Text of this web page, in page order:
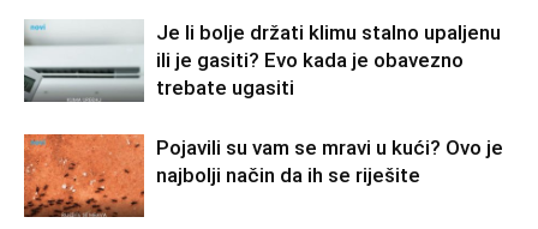
Je li bolje držati klimu stalno upaljenu
ili je gasiti? Evo kada je obavezno
trebate ugasiti
Pojavili su vam se mravi u kući? Ovo je
najbolji način da ih se riješite